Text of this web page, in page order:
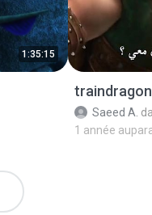
1:35:15
Saeed A.
1 année